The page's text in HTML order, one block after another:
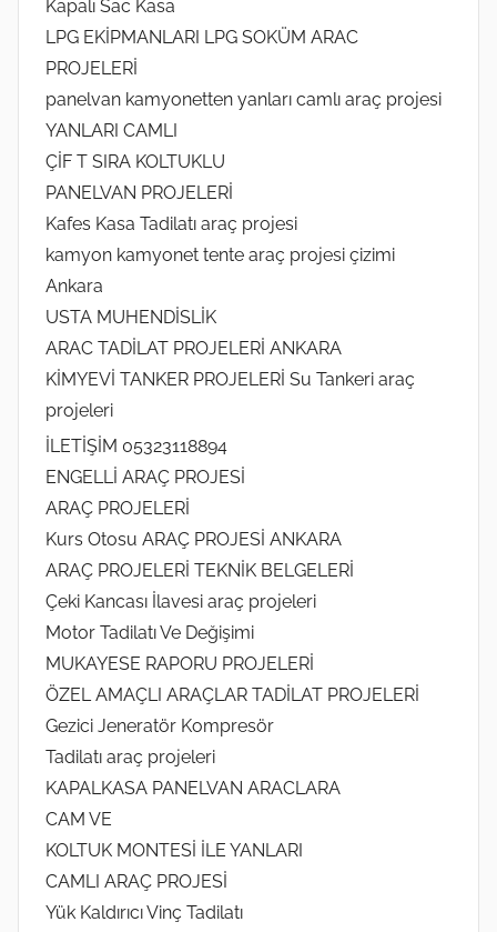
Kapalı Sac Kasa
LPG EKİPMANLARI LPG SOKÜM ARAC
PROJELERİ
panelvan kamyonetten yanları camlı araç projesi
YANLARI CAMLI
ÇİF T SIRA KOLTUKLU
PANELVAN PROJELERİ
Kafes Kasa Tadilatı araç projesi
kamyon kamyonet tente araç projesi çizimi
Ankara
USTA MUHENDİSLİK
ARAC TADİLAT PROJELERİ ANKARA
KİMYEVİ TANKER PROJELERİ Su Tankeri araç
projeleri
İLETİŞİM 05323118894
ENGELLİ ARAÇ PROJESİ
ARAÇ PROJELERİ
Kurs Otosu ARAÇ PROJESİ ANKARA
ARAÇ PROJELERİ TEKNİK BELGELERİ
Çeki Kancası İlavesi araç projeleri
Motor Tadilatı Ve Değişimi
MUKAYESE RAPORU PROJELERİ
ÖZEL AMAÇLI ARAÇLAR TADİLAT PROJELERİ
Gezici Jeneratör Kompresör
Tadilatı araç projeleri
KAPALKASA PANELVAN ARACLARA
CAM VE
KOLTUK MONTESİ İLE YANLARI
CAMLI ARAÇ PROJESİ
Yük Kaldırıcı Vinç Tadilatı